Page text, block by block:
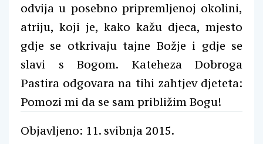
odvija u posebno pripremljenoj okolini,
atriju, koji je, kako kažu djeca, mjesto
gdje se otkrivaju tajne Božje i gdje se
slavi s Bogom. Kateheza Dobroga
Pastira odgovara na tihi zahtjev djeteta:
Pomozi mi da se sam približim Bogu!
Objavljeno: 11. svibnja 2015.